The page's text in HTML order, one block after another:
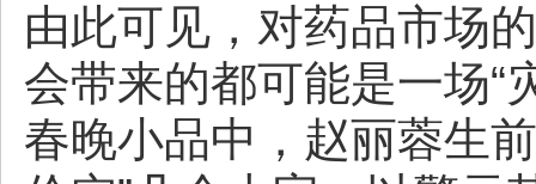
由此可见，对药品市场
会带来的都可能是一场“
春晚小品中，赵丽蓉生